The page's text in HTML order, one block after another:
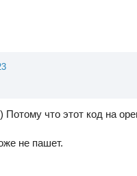
Потому что этот код на
не пашет.